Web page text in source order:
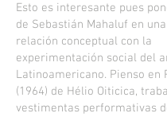
Esto es interesante pues
de Sebastián Mahaluf en
relación conceptual con la
experimentación social del
Latinoamericano. Pienso en
(1964) de Hélio Oiticica,
vestimentas performativas